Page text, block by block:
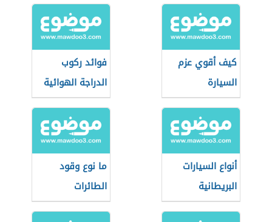
كيف أقوي عزم
السيارة
فوائد ركوب
الدراجة الهوائية
أنواع السيارات
البريطانية
ما نوع وقود
الطائرات